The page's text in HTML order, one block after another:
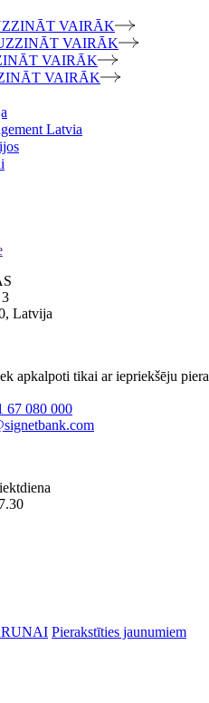
VAIRĀK
VAIRĀK
VAIRĀK
VAIRĀK
Latvia
Latvija
apkalpoti tikai ar iepriekšēju
67 080 000
Pierakstīties jaunumiem